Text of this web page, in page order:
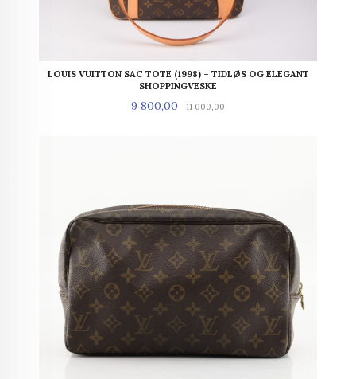
LOUIS VUITTON SAC TOTE (1998) – TIDLØS OG ELEGANT
SHOPPINGVESKE
Tilbud
9 800,00 11 000,00Rabatt